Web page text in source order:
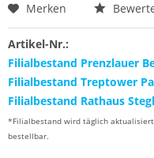
Merken
Artikel-Nr.:
Filialbestand Prenzlauer
Filialbestand Treptower
Filialbestand Rathaus
*Filialbestand wird täglich
bestellbar.